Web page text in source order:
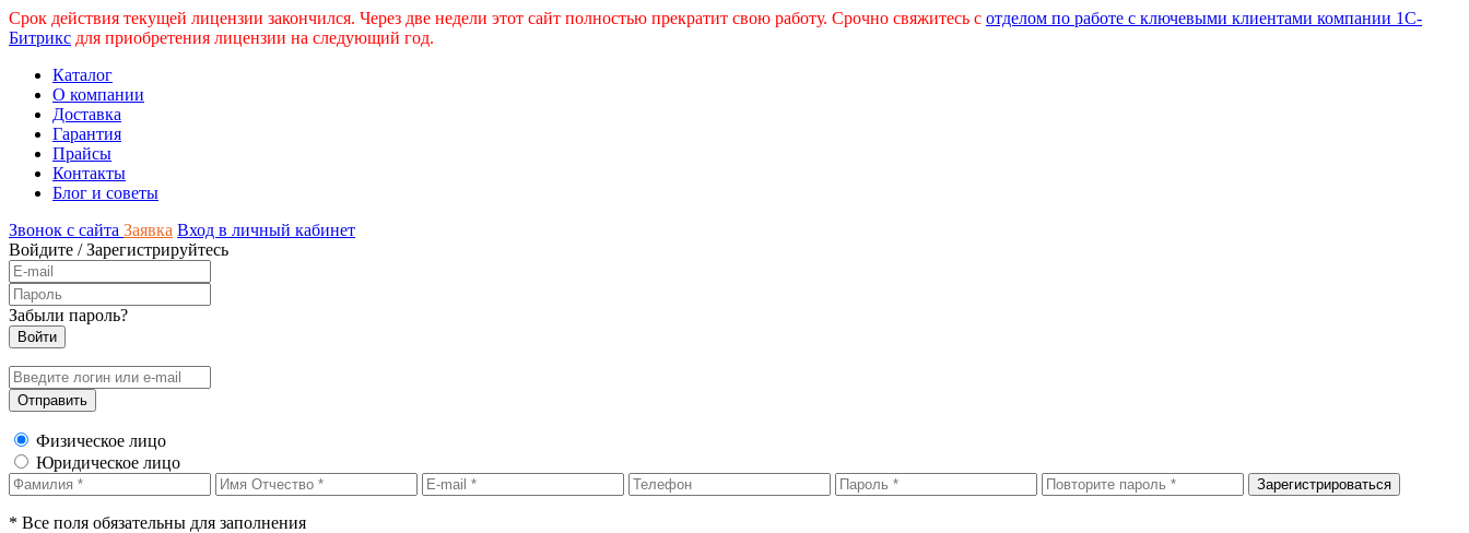
Срок действия текущей лицензии закончился. Через две недели этот сайт полностью прекратит свою работу. Срочно свяжитесь с отделом по работе с ключевыми клиентами компании 1С-
Битрикс для приобретения лицензии на следующий год.
Каталог
О компании
Доставка
Гарантия
Прайсы
Контакты
Блог и советы
Звонок с сайта Заявка Вход в личный кабинет
Войдите /Зарегистрируйтесь
Забыли пароль?
Физическое лицо
Юридическое лицо
* Все поля обязательны для заполнения